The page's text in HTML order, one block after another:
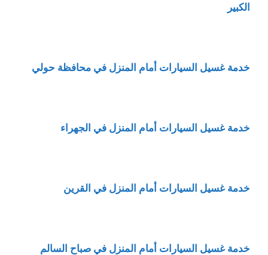
الكبير
خدمة غسيل السيارات أمام المنزل في محافظة حولي
خدمة غسيل السيارات أمام المنزل في الجهراء
خدمة غسيل السيارات أمام المنزل في القرين
خدمة غسيل السيارات أمام المنزل في صباح السالم